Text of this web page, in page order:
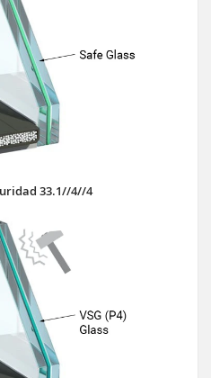
33.1//4//4